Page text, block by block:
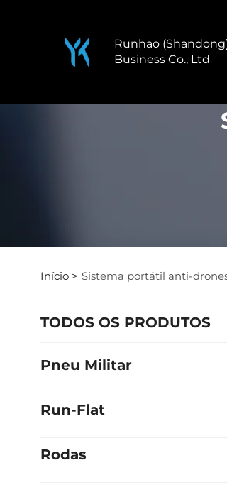
Runhao
Business Co., Ltd
Início > Sistema portátil anti-
TODOS OS PRODUTOS
Pneu Militar
Run-Flat
Rodas